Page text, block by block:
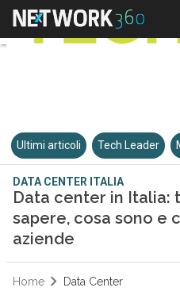
Ultimi articoli Tech Leader
DATA CENTER ITALIA
Data center in Italia:
sapere, cosa sono e
aziende
Home Data Center